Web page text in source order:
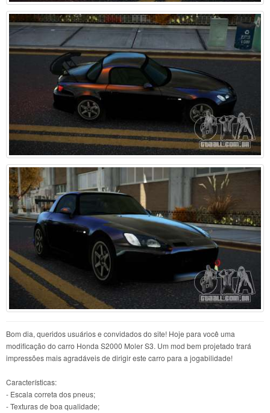
Bom dia, queridos usuários e convidados do site! Hoje para você uma
modificação do carro Honda S2000 Moler S3. Um mod bem projetado trará
impressões mais agradáveis de dirigir este carro para a jogabilidade!
Características:
- Escala correta dos pneus;
- Texturas de boa qualidade;